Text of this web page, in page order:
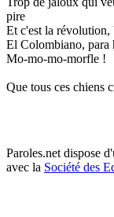
pire
Et c'est la révolution,
El Colombiano, para
Mo-mo-mo-morfle !
Que tous ces chiens
Paroles.net dispose
avec la Société des